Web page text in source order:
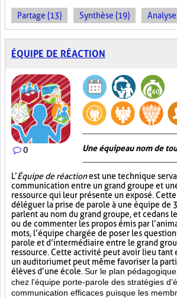
Partage (13) Synthèse (19)
ÉQUIPE DE RÉACTION
0 Une équipe au nom de
L’Équipe de réactionest une technique
communication entre un grand groupe et
ressource qui leur présente un exposé.
déléguer la prise de parole à une équipe de
parlent au nom du grand groupe, et ce dans
ou de commenter les propos émis par
mots, l’équipe chargée de poser les
parole et d’intermédiaire entre le grand
ressource. Cette activité peut avoir lieu tant
un auditorium et peut même favoriser la
élèves d’une école. Sur le plan
chez l’équipe porte-parole des stratégies
communication efficaces puisque les